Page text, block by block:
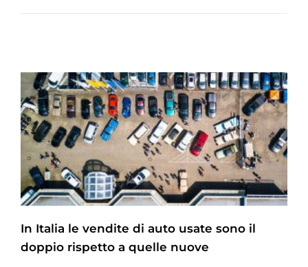
In Italia le vendite di auto usate sono il
doppio rispetto a quelle nuove